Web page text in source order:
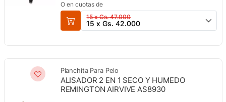
O en cuotas de
15 x Gs. 47.000
15 x Gs. 42.000
Planchita Para Pelo
ALISADOR 2 EN 1 SECO Y HUMEDO
REMINGTON AIRVIVE AS8930